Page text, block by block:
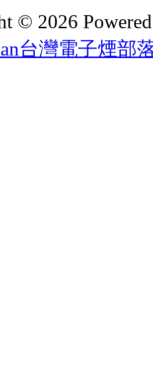
© 2026
台灣電子煙部